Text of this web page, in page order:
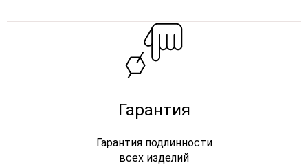
Гарантия
Гарантия подлинности
всех изделий